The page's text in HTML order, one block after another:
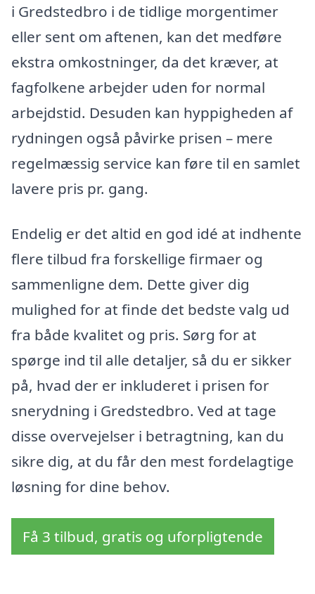
i Gredstedbro i de tidlige morgentimer
eller sent om aftenen, kan det medføre
ekstra omkostninger, da det kræver, at
fagfolkene arbejder uden for normal
arbejdstid. Desuden kan hyppigheden af
rydningen også påvirke prisen – mere
regelmæssig service kan føre til en samlet
lavere pris pr. gang.
Endelig er det altid en god idé at indhente
flere tilbud fra forskellige firmaer og
sammenligne dem. Dette giver dig
mulighed for at finde det bedste valg ud
fra både kvalitet og pris. Sørg for at
spørge ind til alle detaljer, så du er sikker
på, hvad der er inkluderet i prisen for
snerydning i Gredstedbro. Ved at tage
disse overvejelser i betragtning, kan du
sikre dig, at du får den mest fordelagtige
løsning for dine behov.
Få 3 tilbud, gratis og uforpligtende